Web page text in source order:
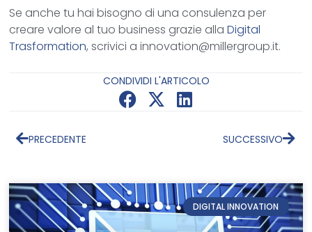
Se anche tu hai bisogno di una consulenza per
creare valore al tuo business grazie allaDigital
Trasformation, scrivici a innovation@millergroup.it.
CONDIVIDI L'ARTICOLO
PRECEDENTE SUCCESSIVO
DIGITAL INNOVATION